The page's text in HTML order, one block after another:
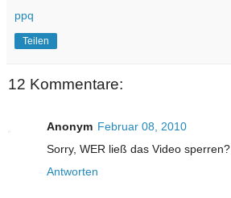
ppq
Teilen
12 Kommentare:
Anonym Februar 08, 2010
Sorry, WER ließ das Video sperren?
Antworten